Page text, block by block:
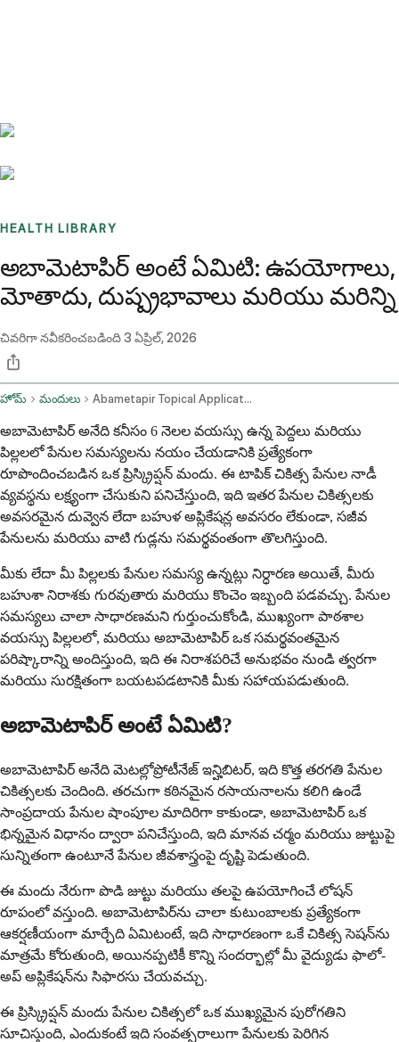
HEALTH LIBRARY
అబామెటాపిర్ అంటే ఏమిటి: ఉపయోగాలు,
మోతాదు, దుష్ప్రభావాలు మరియు మరిన్ని
చివరిగా నవీకరించబడింది3 ఏప్రిల్, 2026
హోమ్ మందులు Abametapir Topical Application Route
అబామెటాపిర్ అనేది కనీసం 6 నెలల వయస్సు ఉన్న పెద్దలు మరియు
పిల్లలలో పేనుల సమస్యలను నయం చేయడానికి ప్రత్యేకంగా
రూపొందించబడిన ఒక ప్రిస్క్రిప్షన్ మందు. ఈ టాపిక్ చికిత్స పేనుల నాడీ
వ్యవస్థను లక్ష్యంగా చేసుకుని పనిచేస్తుంది, ఇది ఇతర పేనుల చికిత్సలకు
అవసరమైన దువ్వెన లేదా బహుళ అప్లికేషన్ల అవసరం లేకుండా, సజీవ
పేనులను మరియు వాటి గుడ్లను సమర్థవంతంగా తొలగిస్తుంది.
మీకు లేదా మీ పిల్లలకు పేనుల సమస్య ఉన్నట్లు నిర్ధారణ అయితే, మీరు
బహుశా నిరాశకు గురవుతారు మరియు కొంచెం ఇబ్బంది పడవచ్చు. పేనుల
సమస్యలు చాలా సాధారణమని గుర్తుంచుకోండి, ముఖ్యంగా పాఠశాల
వయస్సు పిల్లలలో, మరియు అబామెటాపిర్ ఒక సమర్థవంతమైన
పరిష్కారాన్ని అందిస్తుంది, ఇది ఈ నిరాశపరిచే అనుభవం నుండి త్వరగా
మరియు సురక్షితంగా బయటపడటానికి మీకు సహాయపడుతుంది.
అబామెటాపిర్ అంటే ఏమిటి?
అబామెటాపిర్ అనేది మెటల్లోప్రోటీనేజ్ ఇన్హిబిటర్, ఇది కొత్త తరగతి పేనుల
చికిత్సలకు చెందింది. తరచుగా కఠినమైన రసాయనాలను కలిగి ఉండే
సాంప్రదాయ పేనుల షాంపూల మాదిరిగా కాకుండా, అబామెటాపిర్ ఒక
భిన్నమైన విధానం ద్వారా పనిచేస్తుంది, ఇది మానవ చర్మం మరియు జుట్టుపై
సున్నితంగా ఉంటూనే పేనుల జీవశాస్త్రంపై దృష్టి పెడుతుంది.
ఈ మందు నేరుగా పొడి జుట్టు మరియు తలపై ఉపయోగించే లోషన్
రూపంలో వస్తుంది. అబామెటాపిర్‌ను చాలా కుటుంబాలకు ప్రత్యేకంగా
ఆకర్షణీయంగా మార్చేది ఏమిటంటే, ఇది సాధారణంగా ఒకే చికిత్స సెషన్‌ను
మాత్రమే కోరుతుంది, అయినప్పటికీ కొన్ని సందర్భాల్లో మీ వైద్యుడు ఫాలో-
అప్ అప్లికేషన్‌ను సిఫారసు చేయవచ్చు.
ఈ ప్రిస్క్రిప్షన్ మందు పేనుల చికిత్సలో ఒక ముఖ్యమైన పురోగతిని
సూచిస్తుంది, ఎందుకంటే ఇది సంవత్సరాలుగా పేనులకు పెరిగిన